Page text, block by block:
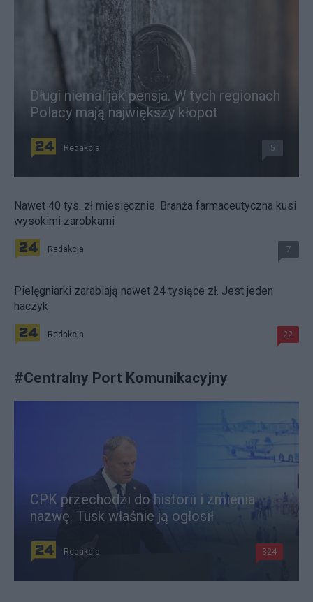
Długi niemal jak pensja. W tych regionach
Polacy mają największy kłopot
Redakcja 5
Nawet 40 tys. zł miesięcznie. Branża farmaceutyczna kusi
wysokimi zarobkami
Redakcja 7
Pielęgniarki zarabiają nawet 24 tysiące zł. Jest jeden
haczyk
Redakcja 22
#Centralny Port Komunikacyjny
CPK przechodzi do historii i zmienia
nazwę. Tusk właśnie ją ogłosił
Redakcja 324